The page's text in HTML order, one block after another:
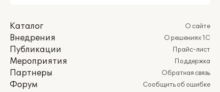
Каталог
Внедрения
Публикации
Мероприятия
Партнеры
Форум
О сайте
О решениях 1С
Прайс-лист
Поддержка
Обратная связь
Сообщить об ошибке